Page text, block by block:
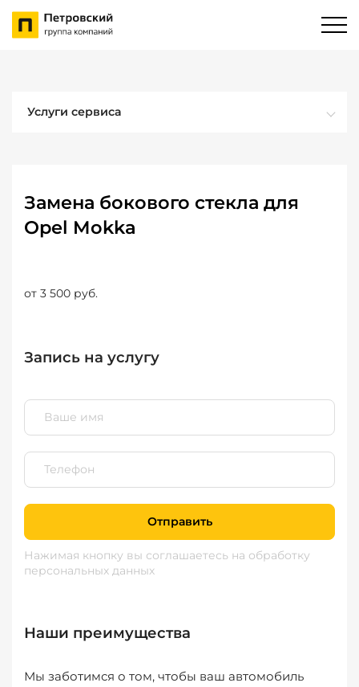
Услуги сервиса
Замена бокового стекла для
Opel Mokka
от 3 500 руб.
Запись на услугу
Отправить
Нажимая кнопку вы соглашаетесь на обработку
персональных данных
Наши преимущества
Мы заботимся о том, чтобы ваш автомобиль